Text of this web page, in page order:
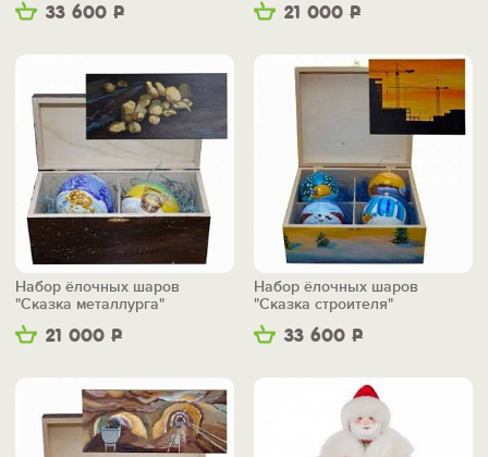
33 600 Р
21 000 Р
21 000 Р
Набор ёлочных шаров
"Сказка металлурга"
33 600 Р
Набор ёлочных шаров
"Сказка строителя"